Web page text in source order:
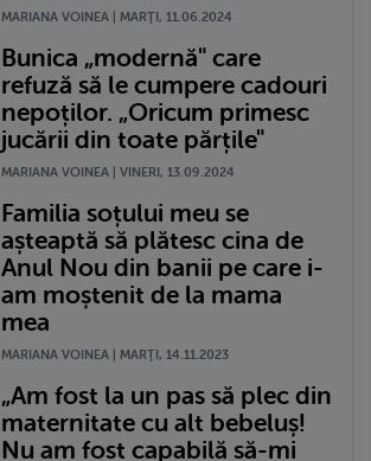
MARIANA VOINEA | MARŢI, 11.06.2024
Bunica „modernă" care
refuză să le cumpere cadouri
nepoților. „Oricum primesc
jucării din toate părțile"
MARIANA VOINEA | VINERI, 13.09.2024
Familia soțului meu se
așteaptă să plătesc cina de
Anul Nou din banii pe care i-
am moștenit de la mama
mea
MARIANA VOINEA | MARŢI, 14.11.2023
„Am fost la un pas să plec din
maternitate cu alt bebeluș!
Nu am fost capabilă să-mi